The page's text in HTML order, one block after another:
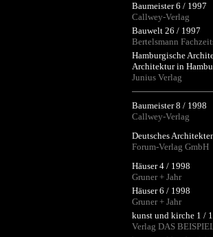
Baumeister 6 / 1997
Callwey-Verlag
Bauwelt 26 / 1997
Bertelsmann
Hamburgische
Architektur in
Junius Verlag
Baumeister 8 / 1998
Callwey-Verlag
Deutsches
Forum-Verlag GmbH
Häuser 4 / 1998
Gruner + Jahr
Häuser 6 / 1998
Gruner + Jahr
kunst und kirche 1 /
Verlag DAS